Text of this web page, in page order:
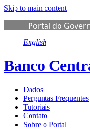
Skip to main content
Portal do
English
Banco
Dados
Perguntas Frequentes
Tutoriais
Contato
Sobre o Portal